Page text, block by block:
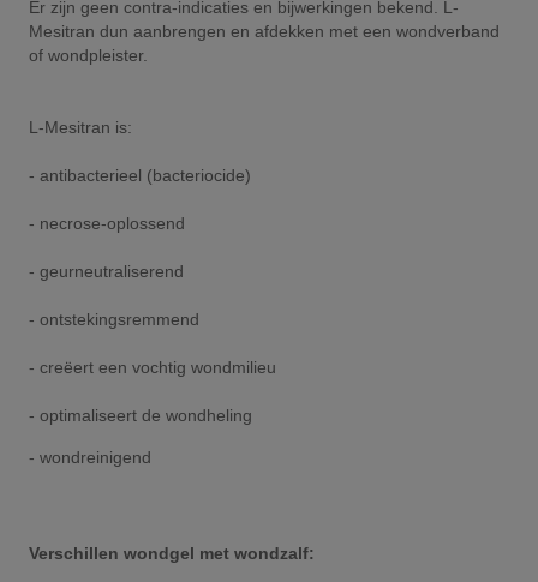
Er zijn geen contra-indicaties en bijwerkingen bekend. L-
Mesitran dun aanbrengen en afdekken met een wondverband
of wondpleister.
L-Mesitran is:
- antibacterieel (bacteriocide)
- necrose-oplossend
- geurneutraliserend
- ontstekingsremmend
- creëert een vochtig wondmilieu
- optimaliseert de wondheling
- wondreinigend
Verschillen wondgel met wondzalf: